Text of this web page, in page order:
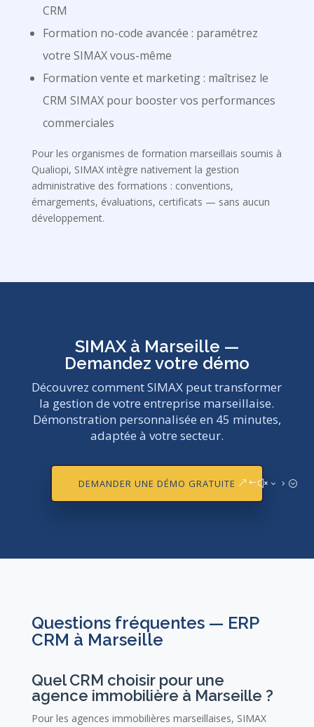
CRM
Formation no-code avancée : paramétrez
votre SIMAX vous-même
Formation vente et marketing : maîtrisez le
CRM SIMAX pour booster vos performances
commerciales
Pour les organismes de formation marseillais soumis à
Qualiopi, SIMAX intègre nativement la gestion
administrative des formations : conventions,
émargements, évaluations, certificats — sans aucun
développement.
SIMAX à Marseille —
Demandez votre démo
Découvrez comment SIMAX peut transformer
la gestion de votre entreprise marseillaise.
Démonstration personnalisée en 45 minutes,
adaptée à votre secteur.
DEMANDER UNE DÉMO GRATUITE
Questions fréquentes — ERP
CRM à Marseille
Quel CRM choisir pour une
agence immobilière à Marseille ?
Pour les agences immobilières marseillaises, SIMAX